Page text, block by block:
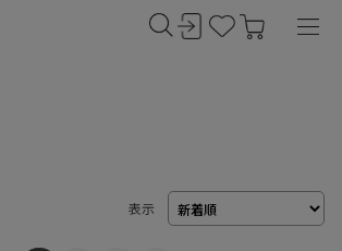
表示